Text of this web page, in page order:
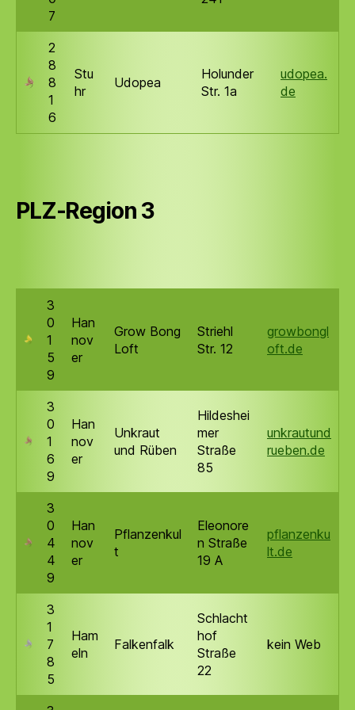
7
2
8
8
1
6
Stu
hr
Udopea
Holunder
Str. 1a
udopea.
de
PLZ-Region 3
3
0
1
5
9
Han
nov
er
Grow Bong
Loft
Striehl
Str. 12
growbongl
oft.de
3
0
1
6
9
Han
nov
er
Unkraut
und Rüben
Hildeshei
mer
Straße
85
unkrautund
rueben.de
3
0
4
4
9
Han
nov
er
Pflanzenkul
t
Eleonore
n Straße
19 A
pflanzenku
lt.de
3
1
7
8
5
Ham
eln
Falkenfalk
Schlacht
hof
Straße
22
kein Web